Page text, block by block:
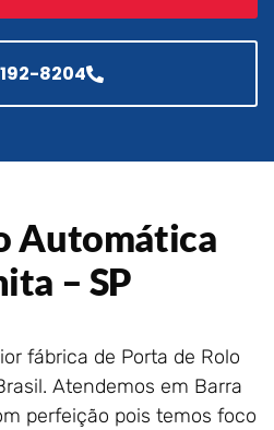
Aldeia – RJ
Portão de Garagem de
Enrolar em São João de
Portão de Garagem de
Enrolar em Rio das Ostras –
RJ
Portão de Garagem de
Enrolar em Petrópolis – RJ
Portão de Garagem de
Enrolar em Paraty – RJ
8204
Automática
– SP
fábrica de Porta de Rolo
Atendemos em Barra
perfeição pois temos foco